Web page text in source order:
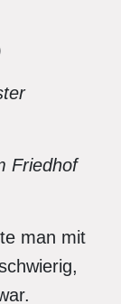
Friedhof
man mit